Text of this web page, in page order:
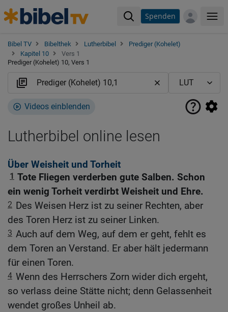
Spenden
Bibel TV Bibelthek Lutherbibel
Prediger (Kohelet)
Kapitel 10
Vers 1
Prediger (Kohelet) 10, Vers 1
Videos einblenden
Lutherbibel online lesen
Über Weisheit und Torheit
1 Tote Fliegen verderben gute Salben. Schon
ein wenig Torheit verdirbt Weisheit und Ehre.
2 Des Weisen Herz ist zu seiner Rechten, aber
des Toren Herz ist zu seiner Linken.
3 Auch auf dem Weg, auf dem er geht, fehlt es
dem Toren an Verstand. Er aber hält jedermann
für einen Toren.
4 Wenn des Herrschers Zorn wider dich ergeht,
so verlass deine Stätte nicht; denn Gelassenheit
wendet großes Unheil ab.